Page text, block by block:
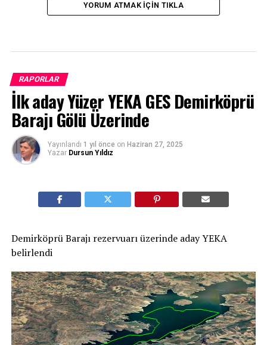
YORUM ATMAK IÇIN TIKLA
RAPORLAR
İlk aday Yüzer YEKA GES Demirköprü
Barajı Gölü Üzerinde
Yayınlandı 1 yıl önce on Haziran 27, 2025
Yazar Dursun Yıldız
Demirköprü Barajı rezervuarı üzerinde aday YEKA
belirlendi